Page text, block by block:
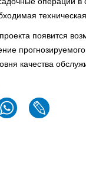
появится
качества